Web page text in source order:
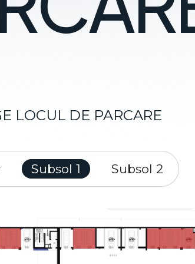
Subsol 1 Subsol 2
LOCUL DE PARCARE